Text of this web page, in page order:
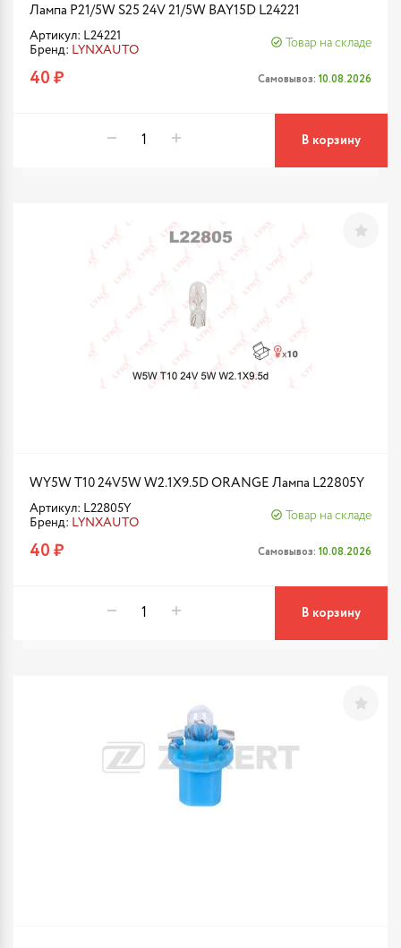
Лампа P21/5W S25 24V 21/5W BAY15D L24221
Артикул: L24221
Бренд: LYNXAUTO
Товар на складе
40 ₽ Самовывоз: 10.08.2026
В корзину
WY5W T10 24V5W W2.1X9.5D ORANGE Лампа L22805Y
Артикул: L22805Y
Бренд: LYNXAUTO
Товар на складе
40 ₽ Самовывоз: 10.08.2026
В корзину